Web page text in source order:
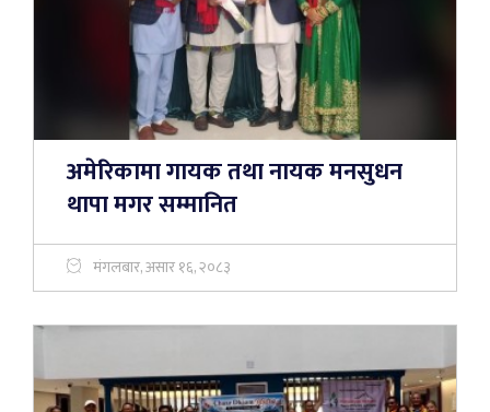
अमेरिकामा गायक तथा नायक मनसुधन
थापा मगर सम्मानित
मंगलबार, असार १६, २०८३